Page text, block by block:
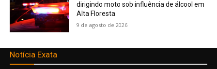
dirigindo moto sob influência de álcool em
Alta Floresta
9 de agosto de 2026
Notícia Exata